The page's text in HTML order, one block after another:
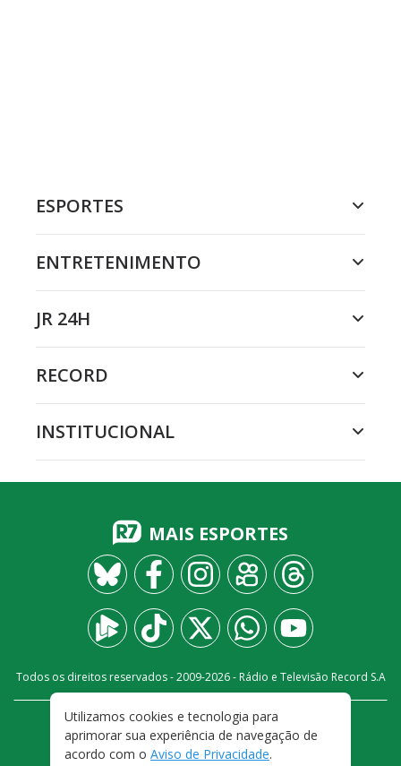
ESPORTES
ENTRETENIMENTO
JR 24H
RECORD
INSTITUCIONAL
MAIS ESPORTES
Todos os direitos reservados - 2009-2026- Rádio e Televisão Record S.A
FALE CONOSCO
PRIVACIDADE
TERMOS E CONDIÇÕES DE USO
Utilizamos cookies e tecnologia para
aprimorar sua experiência de navegação de
acordo com o Aviso de Privacidade.